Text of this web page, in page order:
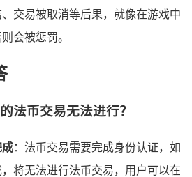
交易被取消等后果，就像在游戏中
会被惩罚。
法币交易无法进行？
成：法币交易需要完成身份认证，如
将无法进行法币交易，用户可以在